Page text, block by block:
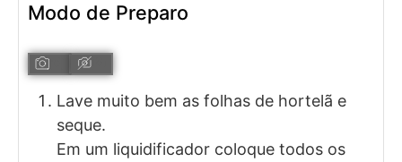
Modo de Preparo
Lave muito bem as folhas de hortelã e
seque.
Em um liquidificador coloque todos os